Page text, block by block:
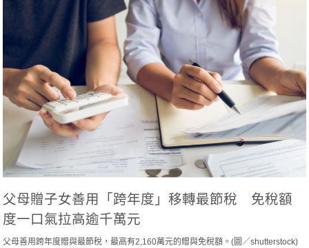
父母贈子女善用「跨年度」移轉最節稅 免稅額
度一口氣拉高逾千萬元
父母善用跨年度贈與最節稅，最高有2,160萬元的贈與免稅額。(圖／shutterstock)